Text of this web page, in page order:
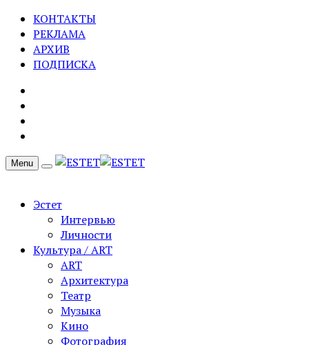
КОНТАКТЫ
РЕКЛАМА
АРХИВ
ПОДПИСКА
Menu
Эстет
Интервью
Личности
Культура / ART
ART
Архитектура
Театр
Музыка
Кино
Фотография